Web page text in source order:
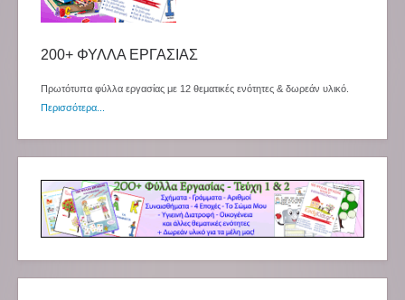
200+ ΦΥΛΛΑ ΕΡΓΑΣΙΑΣ
Πρωτότυπα φύλλα εργασίας με 12 θεματικές ενότητες & δωρεάν υλικό.
Περισσότερα...